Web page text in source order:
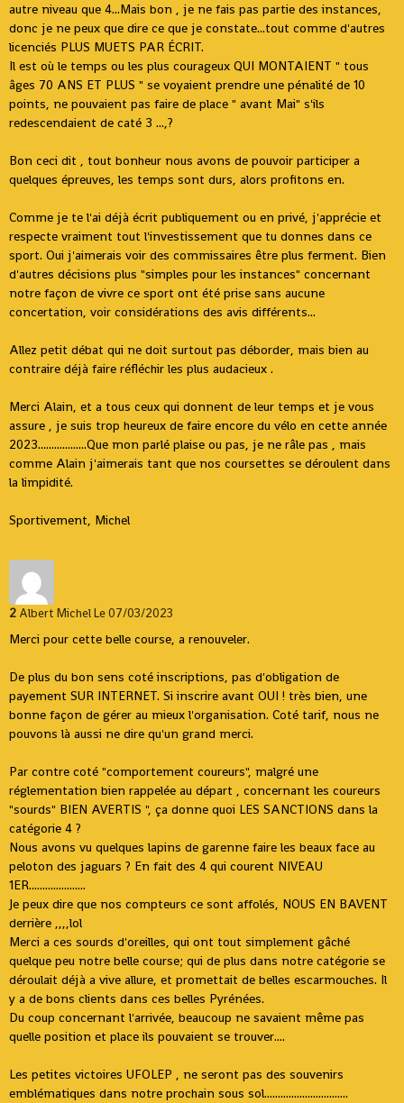
autre niveau que 4...Mais bon , je ne fais pas partie des instances,
donc je ne peux que dire ce que je constate...tout comme d'autres
licenciés PLUS MUETS PAR ÉCRIT.
Il est où le temps ou les plus courageux QUI MONTAIENT " tous
âges 70 ANS ET PLUS " se voyaient prendre une pénalité de 10
points, ne pouvaient pas faire de place " avant Mai" s'ils
redescendaient de caté 3 ...,?
Bon ceci dit , tout bonheur nous avons de pouvoir participer a
quelques épreuves, les temps sont durs, alors profitons en.
Comme je te l'ai déjà écrit publiquement ou en privé, j'apprécie et
respecte vraiment tout l'investissement que tu donnes dans ce
sport. Oui j'aimerais voir des commissaires être plus ferment. Bien
d'autres décisions plus "simples pour les instances" concernant
notre façon de vivre ce sport ont été prise sans aucune
concertation, voir considérations des avis différents...
Allez petit débat qui ne doit surtout pas déborder, mais bien au
contraire déjà faire réfléchir les plus audacieux .
Merci Alain, et a tous ceux qui donnent de leur temps et je vous
assure , je suis trop heureux de faire encore du vélo en cette année
2023..................Que mon parlé plaise ou pas, je ne râle pas , mais
comme Alain j'aimerais tant que nos coursettes se déroulent dans
la limpidité.
Sportivement, Michel
2 Albert MichelLe 07/03/2023
Merci pour cette belle course, a renouveler.
De plus du bon sens coté inscriptions, pas d'obligation de
payement SUR INTERNET. Si inscrire avant OUI ! très bien, une
bonne façon de gérer au mieux l'organisation. Coté tarif, nous ne
pouvons là aussi ne dire qu'un grand merci.
Par contre coté "comportement coureurs", malgré une
réglementation bien rappelée au départ , concernant les coureurs
"sourds" BIEN AVERTIS ", ça donne quoi LES SANCTIONS dans la
catégorie 4 ?
Nous avons vu quelques lapins de garenne faire les beaux face au
peloton des jaguars ? En fait des 4 qui courent NIVEAU
1ER.....................
Je peux dire que nos compteurs ce sont affolés, NOUS EN BAVENT
derrière ,,,,lol
Merci a ces sourds d'oreilles, qui ont tout simplement gâché
quelque peu notre belle course; qui de plus dans notre catégorie se
déroulait déjà a vive allure, et promettait de belles escarmouches. Il
y a de bons clients dans ces belles Pyrénées.
Du coup concernant l'arrivée, beaucoup ne savaient même pas
quelle position et place ils pouvaient se trouver....
Les petites victoires UFOLEP , ne seront pas des souvenirs
emblématiques dans notre prochain sous sol...............................